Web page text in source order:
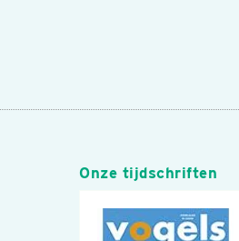
Onze tijdschriften